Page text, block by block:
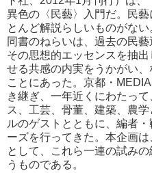
異色の〈民藝〉入門だ。民
とんど解説らしいものがない
同書のねらいは、過去の民
その思想的エッセンスを抽
せる共感の内実をうかがい
ことにあった。京都・
き継ぎ、一年近くにわたっ
ス、工芸、骨董、建築、農
ルのゲストとともに、編者
ーズを行ってきた。本企画
として、これら一連の試み
うものである。